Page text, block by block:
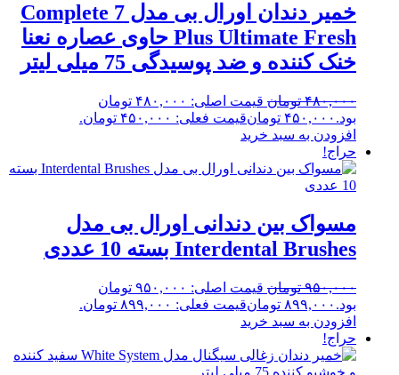
خمیر دندان اورال بی مدل Complete 7
Plus Ultimate Fresh حاوی عصاره نعنا
خنک کننده و ضد پوسیدگی 75 میلی لیتر
۴۸۰,۰۰۰ تومان
قیمت اصلی: ۴۸۰,۰۰۰ تومان
بود. ۴۵۰,۰۰۰ تومانقیمت فعلی: ۴۵۰,۰۰۰ تومان.
افزودن به سبد خرید
حراج!
مسواک بین دندانی اورال بی مدل
Interdental Brushes بسته 10 عددی
۹۵۰,۰۰۰ تومان
قیمت اصلی: ۹۵۰,۰۰۰ تومان
بود. ۸۹۹,۰۰۰ تومانقیمت فعلی: ۸۹۹,۰۰۰ تومان.
افزودن به سبد خرید
حراج!